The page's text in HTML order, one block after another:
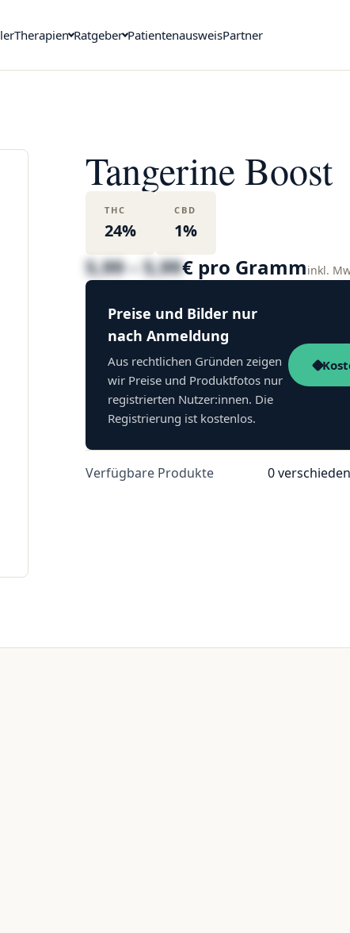
Therapien Ratgeber PatientenausweisPartner
Tangerine Boost
THC
24%
CBD
1%
5,99 – 5,99€ pro Gramminkl.
Preise und Bilder nur
nach Anmeldung
Aus rechtlichen Gründen zeigen
wir Preise und Produktfotos nur
registrierten Nutzer:innen. Die
Registrierung ist kostenlos.
Verfügbare Produkte 0